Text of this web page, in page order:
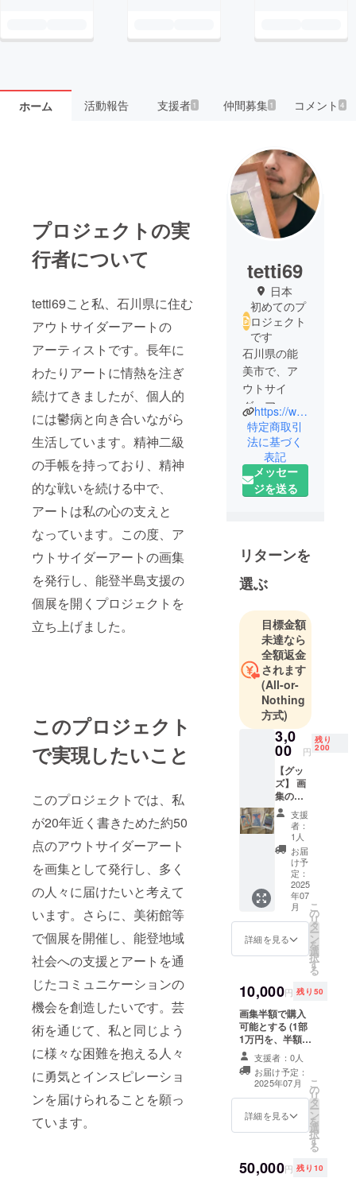
ホーム 活動報告 支援者 1 仲間募集 1 コメント4
プロジェクトの実
行者について
tetti69こと私、石川県に住む
アウトサイダーアートの
アーティストです。長年に
わたりアートに情熱を注ぎ
続けてきましたが、個人的
には鬱病と向き合いながら
生活しています。精神二級
の手帳を持っており、精神
的な戦いを続ける中で、
アートは私の心の支えと
なっています。この度、ア
ウトサイダーアートの画集
を発行し、能登半島支援の
個展を開くプロジェクトを
立ち上げました。
このプロジェクト
で実現したいこと
このプロジェクトでは、私
が20年近く書きためた約50
点のアウトサイダーアート
を画集として発行し、多く
の人々に届けたいと考えて
います。さらに、美術館等
で個展を開催し、能登地域
社会への支援とアートを通
じたコミュニケーションの
機会を創造したいです。芸
術を通じて、私と同じよう
に様々な困難を抱える人々
に勇気とインスピレーショ
ンを届けられることを願っ
ています。
tetti69
日本
初めてのプ
ロジェクト
です
石川県の能
美市で、ア
ウトサイ
ダーアート
を描くイラ
ストレー
ター。
精神2級で、
頑張ってい
https://www.instagram.com/tetti69_art?igsh=MXZseGFsNTluZ3Z4Mw%3D%3D&utm_source=qr
特定商取引
法に基づく
表記
メッセー
ジを送る
リターンを
選ぶ
目標金額
未達なら
全額返金
されます
(All-or-
Nothing
方式)
3,0
00 円
残り
200
【グッ
ズ】 画
集の中
から選
別をし
たデザ
インの
ポスト
カード
集(3枚
セット)
を提供
しま
す。
（商品
の説
200名限
定 ・数
量：1
セット
・サイ
キサイ
ズ
支援
者：
1人
お届
け予
定：
2025
年07
月
詳細を見る
こ
の
リ
タ
ー
ン
を
選
択
す
る
10,000円 残り50
画集半額で購入
可能とする (1部
1万円を、半額の
5000円に) サイ
ズA4 約40ペー
ジ（予定） ・限
定50名 ・有効期
限：2025年7月
から2026年7月
支援者：0人
お届け予定：
2025年07月
詳細を見る
こ
の
リ
タ
ー
ン
を
選
択
す
る
50,000円 残り10